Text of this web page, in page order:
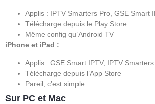
Applis : IPTV Smarters Pro, GSE Smart
Télécharge depuis le Play Store
Même config qu’Android TV
iPhone et iPad :
Applis : GSE Smart IPTV, IPTV
Télécharge depuis l’App Store
Pareil, c’est simple
Sur PC et Mac